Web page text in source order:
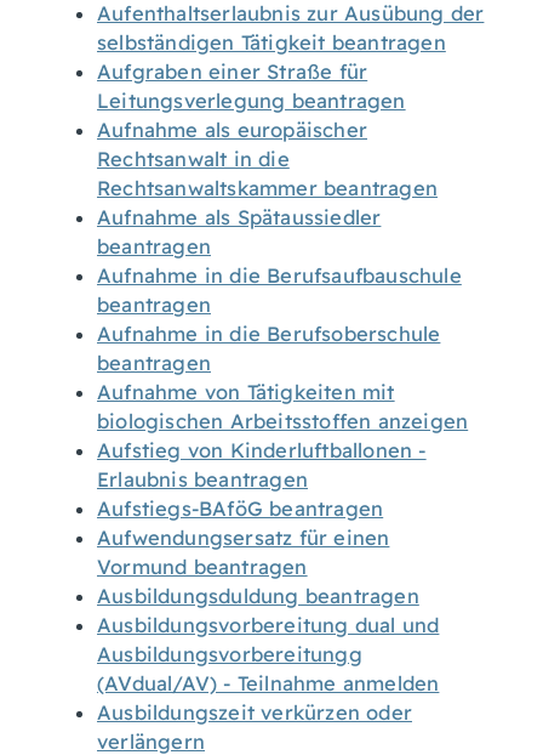
Aufenthaltserlaubnis zur Ausübung der
selbständigen Tätigkeit beantragen
Aufgraben einer Straße für
Leitungsverlegung beantragen
Aufnahme als europäischer
Rechtsanwalt in die
Rechtsanwaltskammer beantragen
Aufnahme als Spätaussiedler
beantragen
Aufnahme in die Berufsaufbauschule
beantragen
Aufnahme in die Berufsoberschule
beantragen
Aufnahme von Tätigkeiten mit
biologischen Arbeitsstoffen anzeigen
Aufstieg von Kinderluftballonen -
Erlaubnis beantragen
Aufstiegs-BAföG beantragen
Aufwendungsersatz für einen
Vormund beantragen
Ausbildungsduldung beantragen
Ausbildungsvorbereitung dual und
Ausbildungsvorbereitungg
(AVdual/AV) - Teilnahme anmelden
Ausbildungszeit verkürzen oder
verlängern